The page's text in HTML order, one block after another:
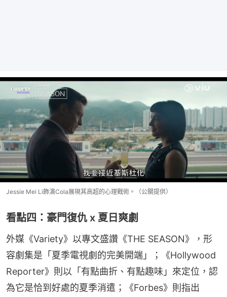
Jessie Mei Li飾演Cola展現其高超的心理戰術。（公關提供）
看點四：豪門復仇 x 夏日爽劇
外媒《Variety》以專文盛讚《THE SEASON》，形
容劇集是「夏季電視劇的完美開端」；《Hollywood
Reporter》則以「有點曲折、有點趣味」來定位，認
為它是恰到好處的夏季消遣；《Forbes》則指出